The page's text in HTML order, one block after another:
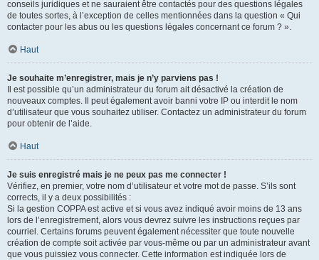
conseils juridiques et ne sauraient être contactés pour des questions légales
de toutes sortes, à l’exception de celles mentionnées dans la question « Qui
contacter pour les abus ou les questions légales concernant ce forum ? ».
Haut
Je souhaite m’enregistrer, mais je n’y parviens pas !
Il est possible qu’un administrateur du forum ait désactivé la création de
nouveaux comptes. Il peut également avoir banni votre IP ou interdit le nom
d’utilisateur que vous souhaitez utiliser. Contactez un administrateur du forum
pour obtenir de l’aide.
Haut
Je suis enregistré mais je ne peux pas me connecter !
Vérifiez, en premier, votre nom d’utilisateur et votre mot de passe. S’ils sont
corrects, il y a deux possibilités :
Si la gestion COPPA est active et si vous avez indiqué avoir moins de 13 ans
lors de l’enregistrement, alors vous devrez suivre les instructions reçues par
courriel. Certains forums peuvent également nécessiter que toute nouvelle
création de compte soit activée par vous-même ou par un administrateur avant
que vous puissiez vous connecter. Cette information est indiquée lors de